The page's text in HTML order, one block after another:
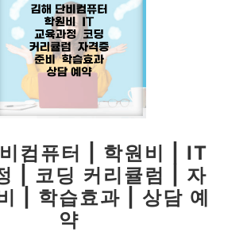
컴퓨터 | 학원비 | IT
| 코딩 커리큘럼 | 자
| 학습효과 | 상담 예
약